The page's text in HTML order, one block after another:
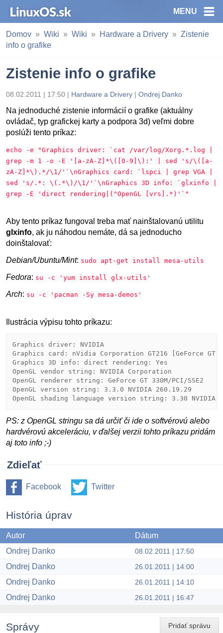
MENU
Domov Wiki Wiki Hardware a Drivery
Zistenie
info o grafike
Zistenie info o grafike
08.02.2011 | 17:50 | Hardware a Drivery | Ondrej Danko
Na jednoduché zistenie informácií o grafike (aktuálny
ovládač, typ grafickej karty a podpora 3d) veľmi dobre
poslúži tento príkaz:
echo -e "Graphics driver: `cat /var/log/Xorg.*.log |
grep -m 1 -o -E '[a-zA-Z]*\([0-9]\):' | sed 's/\([a-
zA-Z]*\).*/\1/'`\nGraphics card: `lspci | grep VGA |
sed 's/.*: \(.*\)/\1/'`\nGraphics 3D info: `glxinfo |
grep -E 'direct rendering|(^OpenGL [vrs].*)'`"
Aby tento príkaz fungoval treba mať nainštalovanú utilitu
glxinfo, ak ju náhodou nemáte, dá sa jednoducho
doinštalovať:
Debian/Ubuntu/Mint: sudo apt-get install mesa-utils
Fedora: su -c 'yum install glx-utils'
Arch: su -c 'pacman -Sy mesa-demos'
Ilustrácia výpisu tohto príkazu:
Graphics driver: NVIDIA
Graphics card: nVidia Corporation GT216 [GeForce GT
Graphics 3D info: direct rendering: Yes
OpenGL vendor string: NVIDIA Corporation
OpenGL renderer string: GeForce GT 330M/PCI/SSE2
OpenGL version string: 3.3.0 NVIDIA 260.19.29
OpenGL shading language version string: 3.30 NVIDIA
PS: z OpenGL stringu sa dá určiť či ide o softvérovú alebo
hardvérovú akceleráciu, v ďalšej verzii tohto príkazu pridám
aj toto info ;-)
Zdieľať
Facebook Twitter
História úprav
Autor
Dátum
Ondrej Danko
08.02.2011 | 17:50
Ondrej Danko 26.01.2011 | 14:00
Ondrej Danko 26.01.2011 | 14:10
Ondrej Danko 26.01.2011 | 16:47
Pridať správu
Správy